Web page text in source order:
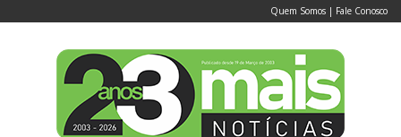
Quem Somos | Fale Conosco